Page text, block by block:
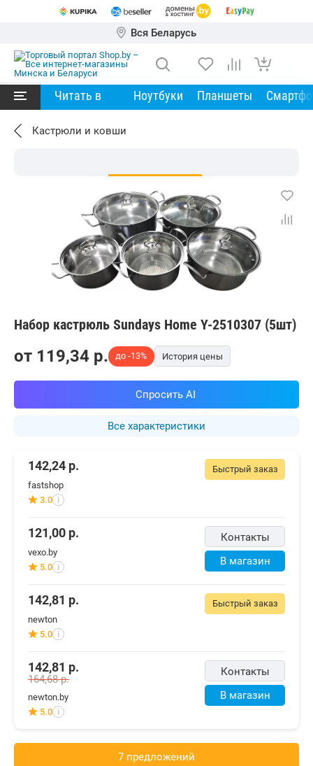
Вся Беларусь
Читать в Ноутбуки Планшеты
Кастрюли и ковши
Набор кастрюль Sundays Home Y-2510307 (5шт)
Все характеристики
от 119,34 p. до -13% История цены
Спросить AI
Быстрый заказ
142,24 р.
fastshop
3.0 i
Контакты
В магазин
121,00 р.
vexo.by
5.0 i
Быстрый заказ
142,81 р.
newton
5.0 i
Контакты
В магазин
142,81 р.
164,68р.
newton.by
5.0 i
7 предложений